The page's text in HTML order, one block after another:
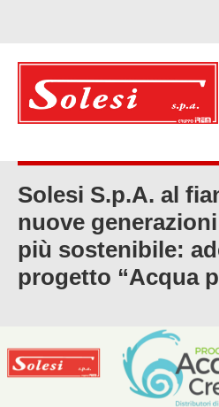
Società
Lavora
Contatti
+39 0931
Solesi S.p.A. al
nuove
più sostenibile:
progetto “Acqua